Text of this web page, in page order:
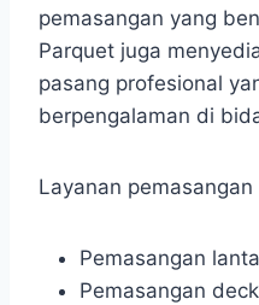
pemasangan yang
Parquet juga
pasang profesional
berpengalaman di
Layanan
Pemasangan
Pemasangan